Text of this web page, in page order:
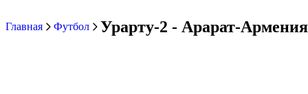
Главная Футбол Урарту-2 - Арарат-Армения